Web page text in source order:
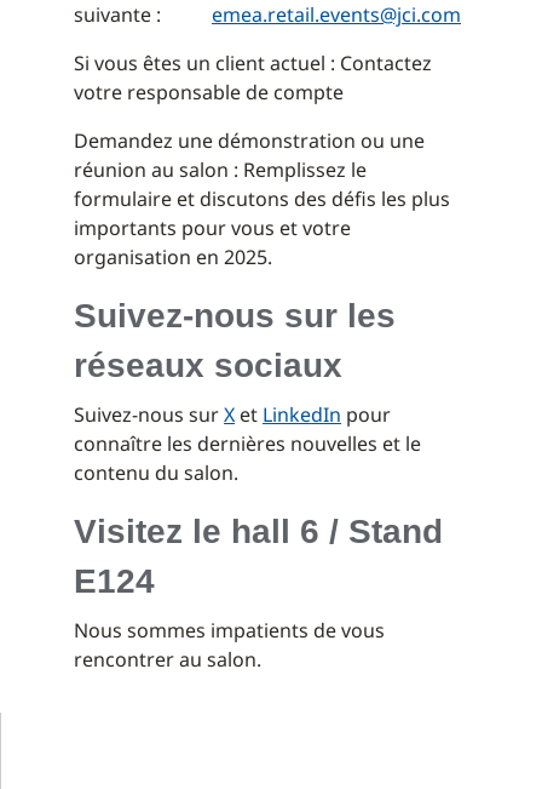
suivante :
emea.retail.events@jci.com
Si vous êtes un client actuel : Contactez
votre responsable de compte
Demandez une démonstration ou une
réunion au salon : Remplissez le
formulaire et discutons des défis les plus
importants pour vous et votre
organisation en 2025.
Suivez-nous sur les
réseaux sociaux
Suivez-nous surX et LinkedIn pour
connaître les dernières nouvelles et le
contenu du salon.
Visitez le hall 6 / Stand
E124
Nous sommes impatients de vous
rencontrer au salon.